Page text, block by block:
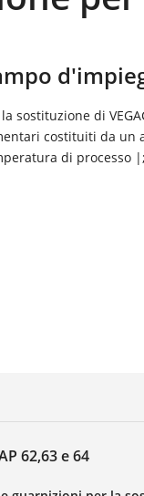
sostituzione di
costituiti da un
di processo
62,63 e 64